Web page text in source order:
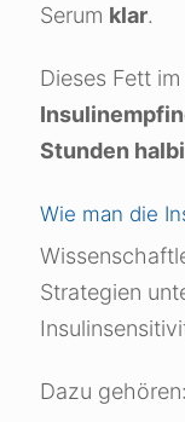
Serum klar.
Dieses Fett
Stunden
Wie man die
Strategien
Dazu gehören: